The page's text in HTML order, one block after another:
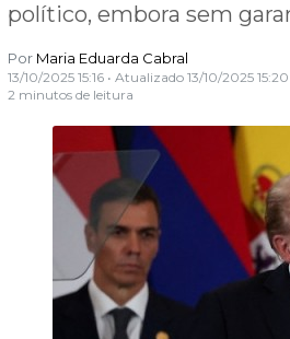
político, embora sem
Por Maria Eduarda Cabral
13/10/2025 15:16 • Atualizado 13/10/2025 15:20
2 minutos de leitura